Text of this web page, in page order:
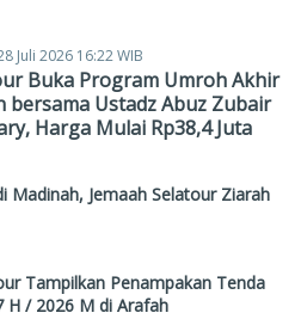
Juli 2026 16:22 WIB
Buka Program Umroh Akhir
bersama Ustadz Abuz Zubair
Harga Mulai Rp38,4 Juta
Madinah, Jemaah Selatour Ziarah
Tampilkan Penampakan Tenda
H / 2026 M di Arafah